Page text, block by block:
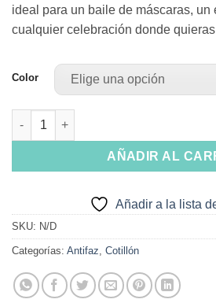
ideal para un baile de máscaras, un
cualquier celebración donde
Color
Máscara Plumas Variedades cantidad
AÑADIR AL
Añadir a la lista
SKU: N/D
Categorías: Antifaz Cotillón